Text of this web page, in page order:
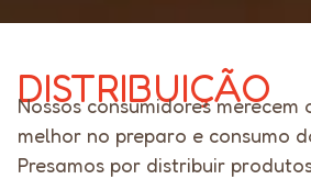
DISTRIBUIÇÃO
Nossos consumidores merecem
melhor no preparo e consumo
Presamos por distribuir